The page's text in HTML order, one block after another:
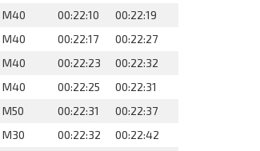
M40 00:22:10
00:22:19
M40 00:22:17
00:22:27
M40 00:22:23
00:22:32
M40 00:22:25
00:22:31
M50 00:22:31
00:22:37
M30 00:22:32
00:22:42